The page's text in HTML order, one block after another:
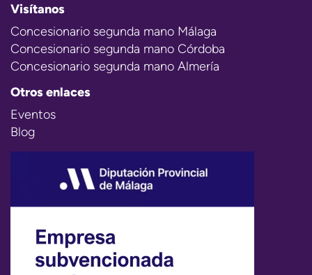
Visítanos
Concesionario segunda mano Málaga
Concesionario segunda mano Córdoba
Concesionario segunda mano Almería
Otros enlaces
Eventos
Blog